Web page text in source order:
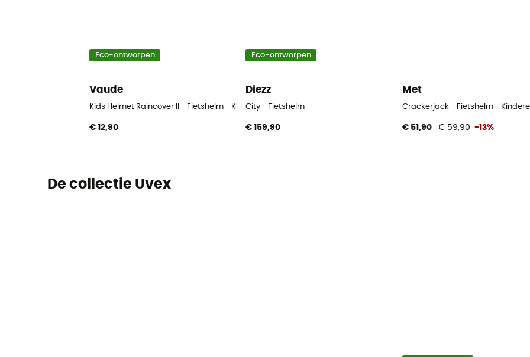
Eco-ontworpen
Vaude
Kids Helmet Raincover II - Fietshelm - Kinderen
€ 12,90
Eco-ontworpen
Diezz
City - Fietshelm
€ 159,90
Met
Crackerjack - Fietshelm -
€ 51,90 € 59,90 -13%
De collectie Uvex